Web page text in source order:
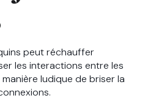
peut réchauffer
les interactions entre les
ludique de briser la